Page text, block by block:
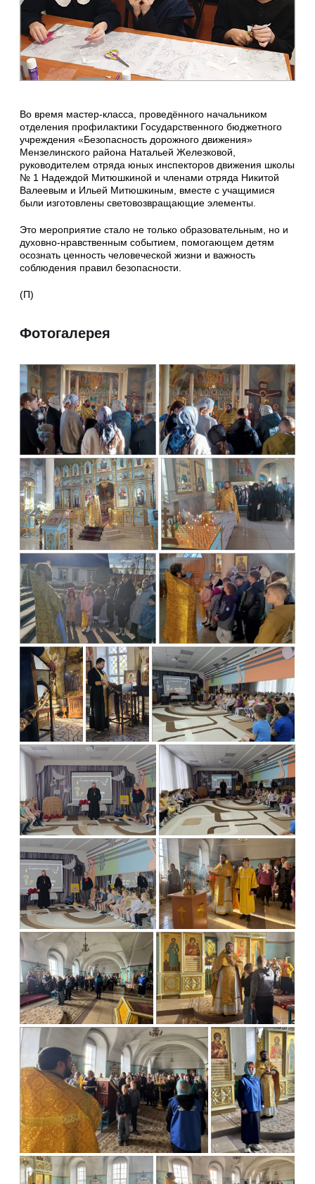
Во время мастер-класса, проведённого начальником
отделения профилактики Государственного бюджетного
учреждения «Безопасность дорожного движения»
Мензелинского района Натальей Железковой,
руководителем отряда юных инспекторов движения школы
№ 1 Надеждой Митюшкиной и членами отряда Никитой
Валеевым и Ильей Митюшкиным, вместе с учащимися
были изготовлены световозвращающие элементы.
Это мероприятие стало не только образовательным, но и
духовно-нравственным событием, помогающем детям
осознать ценность человеческой жизни и важность
соблюдения правил безопасности.
(П)
Фотогалерея